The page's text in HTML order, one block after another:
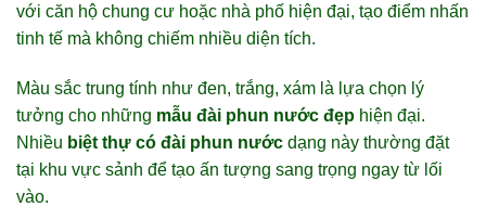
với căn hộ chung cư hoặc nhà phố hiện đại, tạo điểm nhấn
tinh tế mà không chiếm nhiều diện tích.
Màu sắc trung tính như đen, trắng, xám là lựa chọn lý
tưởng cho những mẫu đài phun nước đẹp hiện đại.
Nhiều biệt thự có đài phun nước dạng này thường đặt
tại khu vực sảnh để tạo ấn tượng sang trọng ngay từ lối
vào.